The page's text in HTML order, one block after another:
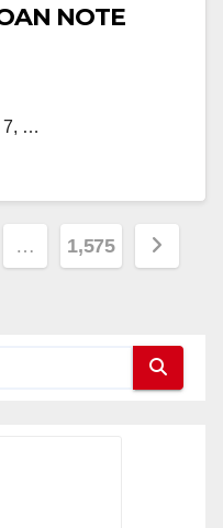
NOTE
7, …
… 1,575